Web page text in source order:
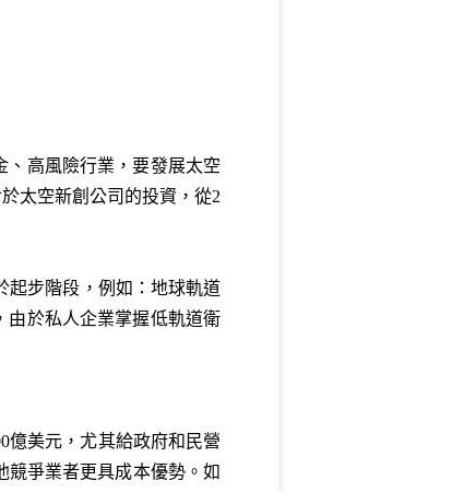
、高風險行業，要發展太空
太空新創公司的投資，從2
起步階段，例如：地球軌道
由於私人企業掌握低軌道衛
億美元，尤其給政府和民營
競爭業者更具成本優勢。如